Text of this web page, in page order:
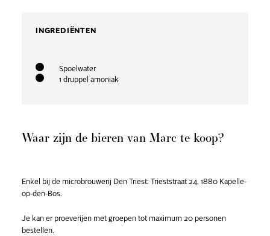
INGREDIËNTEN
Spoelwater
1 druppel amoniak
Waar zijn de bieren van Marc te koop?
Enkel bij de microbrouwerij Den Triest: Trieststraat 24, 1880 Kapelle-
op-den-Bos.
Je kan er proeverijen met groepen tot maximum 20 personen
bestellen.